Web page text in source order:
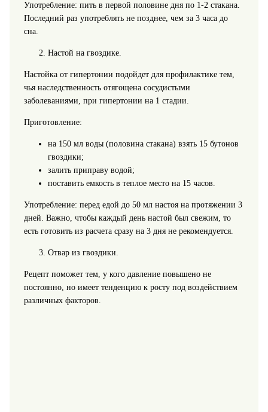
Употребление: пить в первой половине дня по 1-2 стакана.
Последний раз употреблять не позднее, чем за 3 часа до
сна.
Настой на гвоздике.
Настойка от гипертонии подойдет для профилактике тем,
чья наследственность отягощена сосудистыми
заболеваниями, при гипертонии на 1 стадии.
Приготовление:
на 150 мл воды (половина стакана) взять 15 бутонов
гвоздики;
залить приправу водой;
поставить емкость в теплое место на 15 часов.
Употребление: перед едой до 50 мл настоя на протяжении 3
дней. Важно, чтобы каждый день настой был свежим, то
есть готовить из расчета сразу на 3 дня не рекомендуется.
Отвар из гвоздики.
Рецепт поможет тем, у кого давление повышено не
постоянно, но имеет тенденцию к росту под воздействием
различных факторов.